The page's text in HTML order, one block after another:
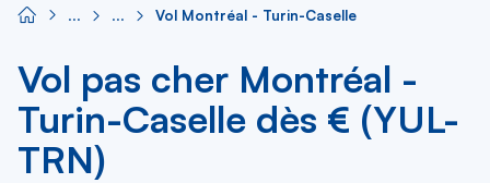
Vol Montréal - Turin-Caselle
Vol pas cher Montréal -
Turin-Caselle dès € (YUL-
TRN)